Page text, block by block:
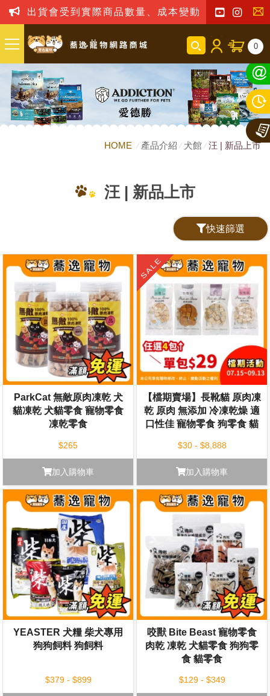
會受到實際商品數量、成本變動之影響，我司保留訂單
聯
我
們
0
HOME 產品介紹 犬館 汪 | 新品上市
汪 | 新品上市
快速篩選
ParkCat 無敵原肉凍乾 犬
貓凍乾 犬貓零食 寵物零食
凍乾零食
$265
加入購物車
【檔期賣場】長靴貓 原肉凍
乾 原肉 無添加 冷凍乾燥 適
口性佳 寵物零食 狗零食 貓
$30 - $8,888
加入購物車
YEASTER 犬糧 柴犬專用
狗狗飼料 狗飼料
$379 - $899
咬獸 Bite Beast 寵物零食
肉乾 凍乾 犬貓零食 狗狗零
食 貓零食
$129 - $349